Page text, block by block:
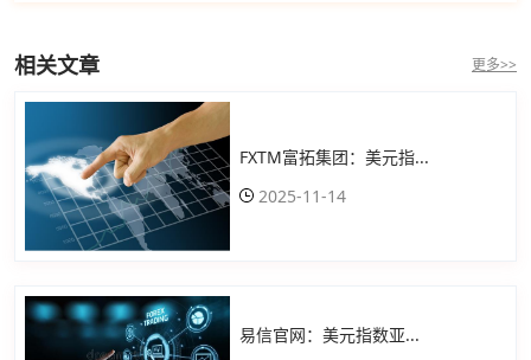
相关文章 更多>>
FXTM富拓集团：美元指...
2025-11-14
易信官网：美元指数亚...